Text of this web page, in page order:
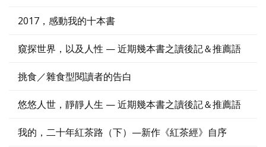
2017，感動我的十本書
窺探世界，以及人性 — 近期幾本書之讀後記＆推薦語
挑食／雜食型閱讀者的告白
悠悠人世，靜靜人生 — 近期幾本書之讀後記＆推薦語
我的，二十年紅茶路（下）—新作《紅茶經》自序